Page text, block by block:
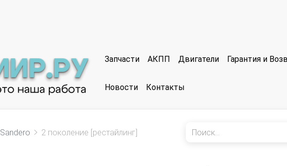
Запчасти АКПП Двигатели Гарантия и
Новости Контакты
Sandero 2 поколение [рестайлинг]